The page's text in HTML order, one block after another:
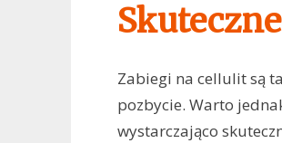
Zabiegi na cellulit są
pozbycie. Warto
wystarczająco